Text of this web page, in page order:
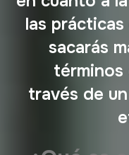
las
sacarás
términos
través de